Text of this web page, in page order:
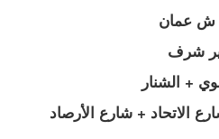
ش عمان
شرف
+ الشنار
الاتحاد + شارع الأرصاد